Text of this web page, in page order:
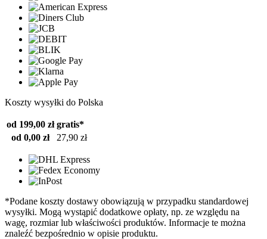
Koszty wysyłki do Polska
od 199,00 zł gratis*
od 0,00 zł
27,90 zł
*Podane koszty dostawy obowiązują w przypadku standardowej
wysyłki. Mogą wystąpić dodatkowe opłaty, np. ze względu na
wagę, rozmiar lub właściwości produktów. Informacje te można
znaleźć bezpośrednio w opisie produktu.